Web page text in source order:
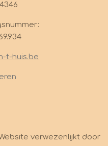
t-huis.be
verwezenlijkt door